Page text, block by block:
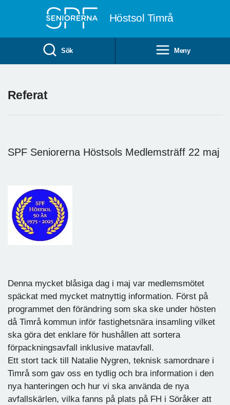
Höstsol Timrå
Sök Meny
Referat
SPF Seniorerna Höstsols Medlemsträff 22 maj
Denna mycket blåsiga dag i maj var medlemsmötet
späckat med mycket matnyttig information. Först på
programmet den förändring som ska ske under hösten
då Timrå kommun inför fastighetsnära insamling vilket
ska göra det enklare för hushållen att sortera
förpackningsavfall inklusive matavfall.
Ett stort tack till Natalie Nygren, teknisk samordnare i
Timrå som gav oss en tydlig och bra information i den
nya hanteringen och hur vi ska använda de nya
avfallskärlen, vilka fanns på plats på FH i Söråker att